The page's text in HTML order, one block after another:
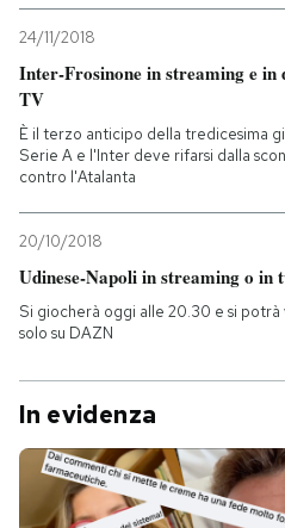
24/11/2018
Inter-Frosinone in streaming e in
TV
È il terzo anticipo della tredicesima
Serie A e l'Inter deve rifarsi dalla
contro l'Atalanta
20/10/2018
Udinese-Napoli in streaming o in
Si giocherà oggi alle 20.30 e si
solo su DAZN
In evidenza